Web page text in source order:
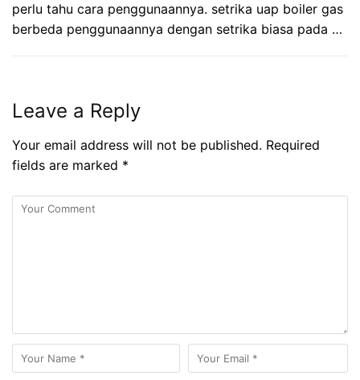
perlu tahu cara penggunaannya. setrika uap boiler gas
berbeda penggunaannya dengan setrika biasa pada …
Leave a Reply
Your email address will not be published. Required
fields are marked *